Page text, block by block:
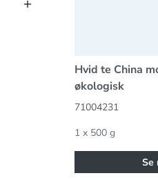
Hvid te China
økologisk
71004231
1 x 500 g
Se